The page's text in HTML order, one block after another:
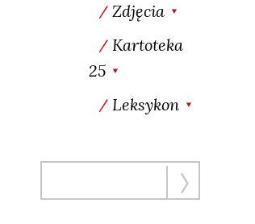
Zdjęcia
Kartoteka
25
Leksykon